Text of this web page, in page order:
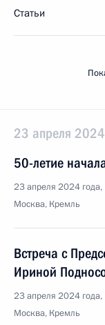
Статьи
23 апреля
50-летие
23 апреля 2024
Москва, Кремль
Встреча с
Ириной
23 апреля 2024
Москва, Кремль